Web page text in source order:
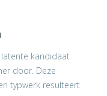
kandidaat
door. Deze
typwerk resulteert